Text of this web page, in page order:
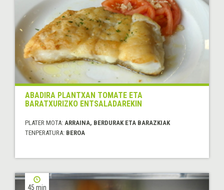
ABADIRA PLANTXAN TOMATE ETA
BARATXURIZKO ENTSALADAREKIN
PLATER MOTA: ARRAINA, BERDURAK ETA BARAZKIAK
TENPERATURA: BEROA
45 min